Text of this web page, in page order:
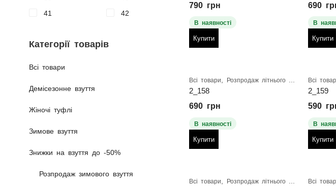
790 грн
В наявності
Купити
690
В
Купити
Всі товари Розпродаж літнього взуття
2_158
690 грн
В наявності
Купити
Всі
2_159
590
В
Купити
Всі товари Розпродаж літнього взуття Всі
41 42
Категорії товарів
Всі товари
Демісезонне взуття
Жіночі туфлі
Зимове взуття
Знижки на взуття до -50%
Розпродаж зимового взуття